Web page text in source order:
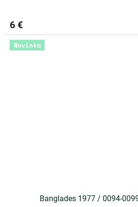
6 €
Novinka
Banglades 1977 / 0094-